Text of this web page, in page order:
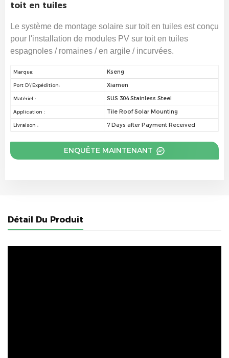
toit en tuiles
Le système de montage solaire sur toit en tuiles est conçu
pour l'installation de modules PV sur toit en tuiles
espagnoles / romaines / en argile / incurvées.
Marque: Kseng
Port D\'expédition: Xiamen
Matériel : SUS 304 Stainless Steel
Application : Tile Roof Solar Mounting
Livraison : 7 Days after Payment Received
ENQUÊTE MAINTENANT
Détail Du Produit